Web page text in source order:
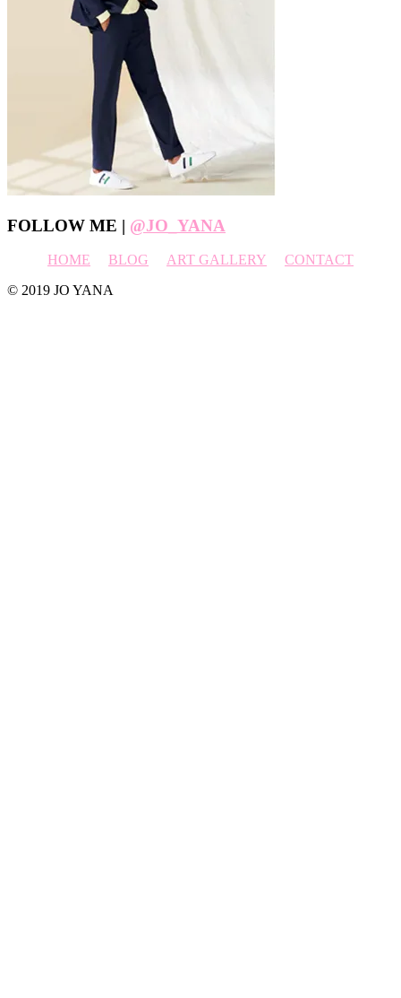
Footer
FOLLOW ME | @JO_YANA
HOME BLOG ART GALLERY
CONTACT
© 2019 JO YANA